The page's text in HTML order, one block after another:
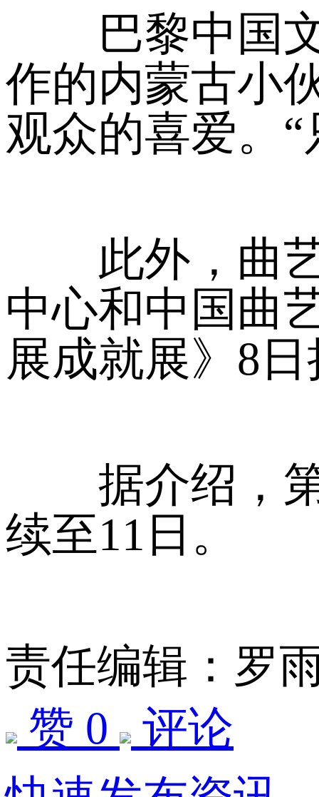
巴黎中国文
作的内蒙古小
观众的喜爱。
此外，曲艺
中心和中国曲
展成就展》8
据介绍，第
续至11日。
责任编辑：罗
赞 0
评论